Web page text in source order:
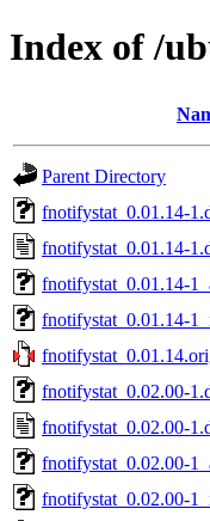
Index of /
Parent Directory
fnotifystat_0.01.14-
fnotifystat_0.01.14-
fnotifystat_0.01.14-
fnotifystat_0.01.14-
fnotifystat_0.02.00-
fnotifystat_0.02.00-
fnotifystat_0.02.00-
fnotifystat_0.02.00-